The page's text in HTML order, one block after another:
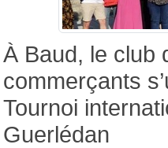
À Baud, le club
commerçants
Tournoi
Guerlédan